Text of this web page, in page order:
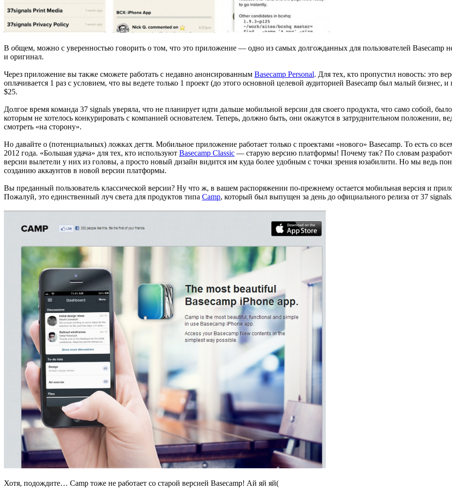
В общем, можно с уверенностью говорить о том, что это приложение — одно из самых долгожданных для пользователей Basecamp
и оригинал.
Через приложение вы также сможете работать с недавно анонсированным Basecamp Personal. Для тех, кто пропустил новость: это
оплачивается 1 раз с условием, что вы ведете только 1 проект (до этого основной целевой аудиторией Basecamp был малый бизнес,
$25.
Долгое время команда 37 signals уверяла, что не планирует идти дальше мобильной версии для своего продукта, что само собой,
которым не хотелось конкурировать с компанией основателем. Теперь, должно быть, они окажутся в затруднительном положении,
смотреть «на сторону».
Но давайте о (потенциальных) ложках дегтя. Мобильное приложение работает только с проектами «нового» Basecamp. То есть со
2012 года. «Большая удача» для тех, кто используют Basecamp Classic — старую версию платформы! Почему так? По словам
версии вылетели у них из головы, а просто новый дизайн видится им куда более удобным с точки зрения юзабилити. Но мы ведь
созданию аккаунтов в новой версии платформы.
Вы преданный пользователь классической версии? Ну что ж, в вашем распоряжении по-прежнему остается мобильная версия и
Пожалуй, это единственный луч света для продуктов типа Camp, который был выпущен за день до официального релиза от 37 signals.
Хотя, подождите… Сamp тоже не работает со старой версией Basecamp! Ай яй яй(